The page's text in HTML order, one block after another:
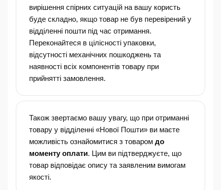
вирішення спірних ситуацій на вашу користь
буде складно, якщо товар не був перевірений у
відділенні пошти під час отримання.
Переконайтеся в цілісності упаковки,
відсутності механічних пошкоджень та
наявності всіх компонентів товару при
прийнятті замовлення.
Також звертаємо вашу увагу, що при отриманні
товару у відділенні «Нової Пошти» ви маєте
можливість ознайомитися з товаром до
моменту оплати. Цим ви підтверджуєте, що
товар відповідає опису та заявленим вимогам
якості.